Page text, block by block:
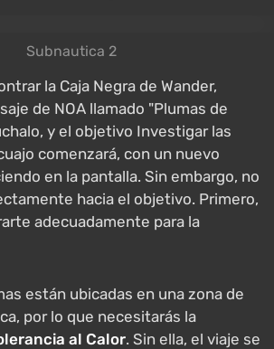
Subnautica 2
la Caja Negra de Wander,
de NOA llamado "Plumas de
y el objetivo Investigar las
comenzará, con un nuevo
en la pantalla. Sin embargo, no
hacia el objetivo. Primero,
adecuadamente para la
están ubicadas en una zona de
por lo que necesitarás la
al Calor. Sin ella, el viaje se